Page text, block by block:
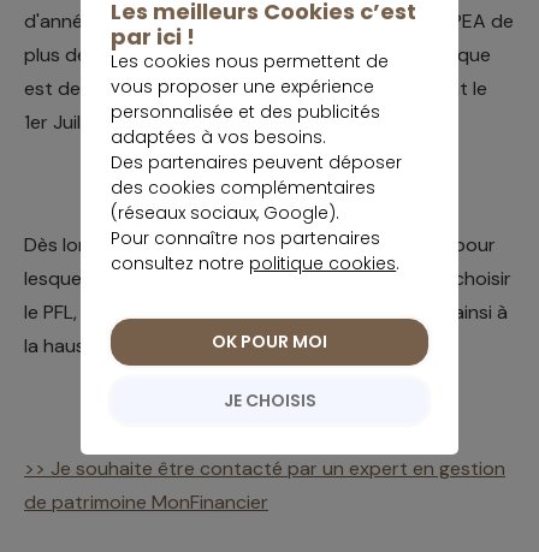
d'année (loyers, plus values mobilières, Gain d'un PEA de
plus de 5 ans), la règle veut que le taux qui s'applique
est de 15.5%, même pour les revenus perçus avant le
1er Juillet 2012.
Dès lors, pour les gains réalisés avant le 1er juillet pour
lesquels on a le choix, il est parfois préférable de choisir
le PFL, pour être retenu à la source, et échapper ainsi à
la hausse de 2% des prélèvements sociaux.
>> Je souhaite être contacté par un expert en gestion
de patrimoine MonFinancier
Les meilleurs Cookies c’est
par ici !
Les cookies nous permettent de
vous proposer une expérience
personnalisée et des publicités
adaptées à vos besoins.
Des partenaires peuvent déposer
des cookies complémentaires
(réseaux sociaux, Google).
Pour connaître nos partenaires
consultez notre politique cookies.
JE CHOISIS
OK POUR MOI